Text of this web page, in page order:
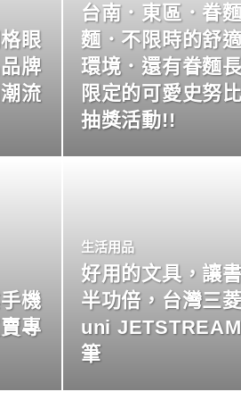
眼
牌
流
台南．東區．眷
麵．不限時的舒
環境．還有眷麵
限定的可愛史努
抽獎活動!!
機
專
生活用品
好用的文具，讓
半功倍，台灣三
uni
筆